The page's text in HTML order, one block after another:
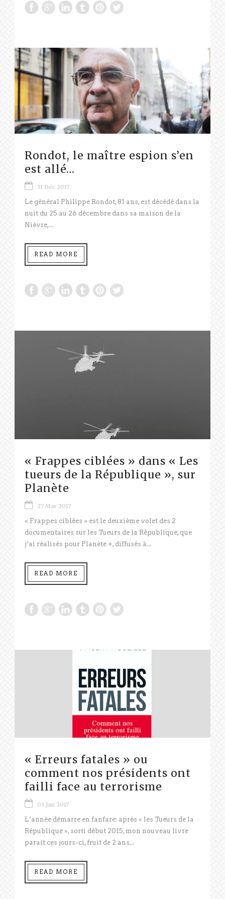
Rondot, le maître espion s’en
est allé…
31 Déc 2017
Le général Philippe Rondot, 81 ans, est décédé dans la
nuit du 25 au 26 décembre dans sa maison de la
Nièvre,...
READ MORE
« Frappes ciblées » dans « Les
tueurs de la République », sur
Planète
27 Mar 2017
« Frappes ciblées » est le deuxième volet des 2
documentaires sur les Tueurs de la République, que
j’ai réalisés pour Planète +, diffusés à...
READ MORE
« Erreurs fatales » ou
comment nos présidents ont
failli face au terrorisme
03 Jan 2017
L’année démarre en fanfare: après « les Tueurs de la
République », sorti début 2015, mon nouveau livre
paraît ces jours-ci, fruit de 2 ans...
READ MORE